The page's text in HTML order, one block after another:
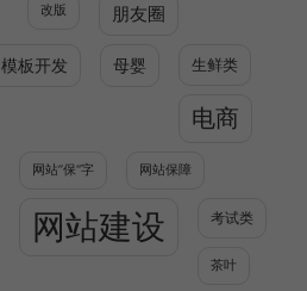
改版 朋友圈
模板开发 母婴 生鲜类
电商
网站”保“字 网站保障
网站建设 考试类
茶叶